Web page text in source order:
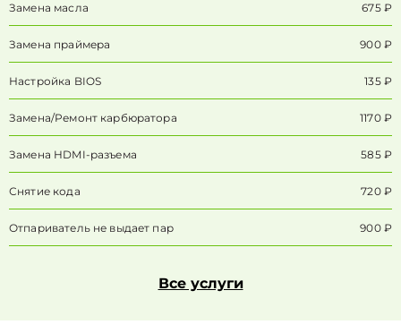
Замена масла 675 ₽
Замена праймера 900 ₽
Настройка BIOS 135 ₽
Замена/Pемонт карбюратора 1170 ₽
Замена HDMI-разъема 585 ₽
Снятие кода 720 ₽
Отпариватель не выдает пар 900 ₽
Все услуги